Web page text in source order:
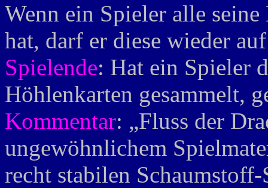
Wenn ein Spieler alle
hat, darf er diese wieder
Spielende: Hat ein Spieler
Höhlenkarten gesammelt,
Kommentar: „Fluss der
ungewöhnlichem
recht stabilen